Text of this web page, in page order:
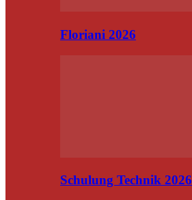
Floriani 2026
Schulung Technik 2026